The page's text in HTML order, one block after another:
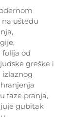
uštedu
folija od
greške i
izlaznog
faze pranja,
gubitak